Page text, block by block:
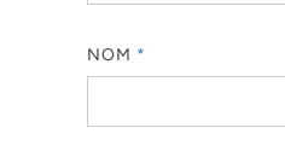
NOM *